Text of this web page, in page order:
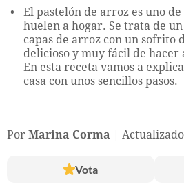
El pastelón de arroz es uno de
huelen a hogar. Se trata de
capas de arroz con un sofrito
delicioso y muy fácil de hacer
En esta receta vamos a
casa con unos sencillos pasos.
Por Marina Corma
Vota